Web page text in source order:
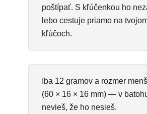
poštípať. S kľúčenkou ho
lebo cestuje priamo na
kľúčoch.
Iba 12 gramov a rozmer
(60 × 16 × 16 mm) — v
nevieš, že ho nesieš.